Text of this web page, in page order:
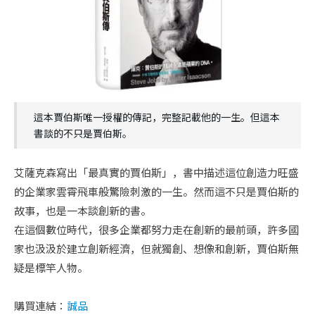
這本賈伯斯唯一授權的傳記，完整記載他的一生。但這本
書談的不只是賈伯斯。
艾薩克森寫出「最真實的賈伯斯」，書中描述這位創造力旺盛
的企業家雲霄飛車般驚險刺激的一生。然而這不只是賈伯斯的
故事，也是一本談創新的書。
在這個數位時代，很多企業都努力走在創新的最前頭，許多國
家也汲汲於建立創新經濟，但就獨創、想像和創新，賈伯斯無
疑是標竿人物。
購買連結： 誠品